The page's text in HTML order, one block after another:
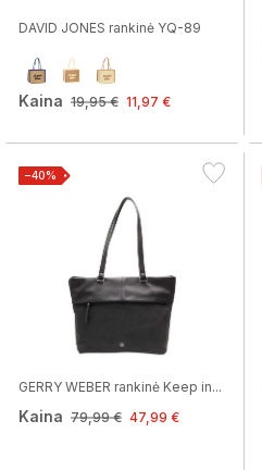
DAVID JONES rankinė YQ-89
Kaina 19,95 € 11,97 €
−40%
GERRY WEBER rankinė Keep in...
Kaina 79,99 € 47,99 €